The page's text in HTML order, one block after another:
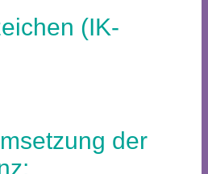
(IK-
der